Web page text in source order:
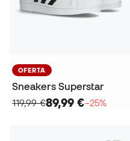
OFERTA
Sneakers Superstar
119,99 €89,99 €−25%